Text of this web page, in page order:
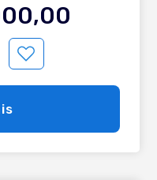
um custo m2 muito
privacidade incrível.
da cidade o
infraestrutura
arquitetura ímpar
com os elementos
*Casa mais distante
recuo lateral tem ainda